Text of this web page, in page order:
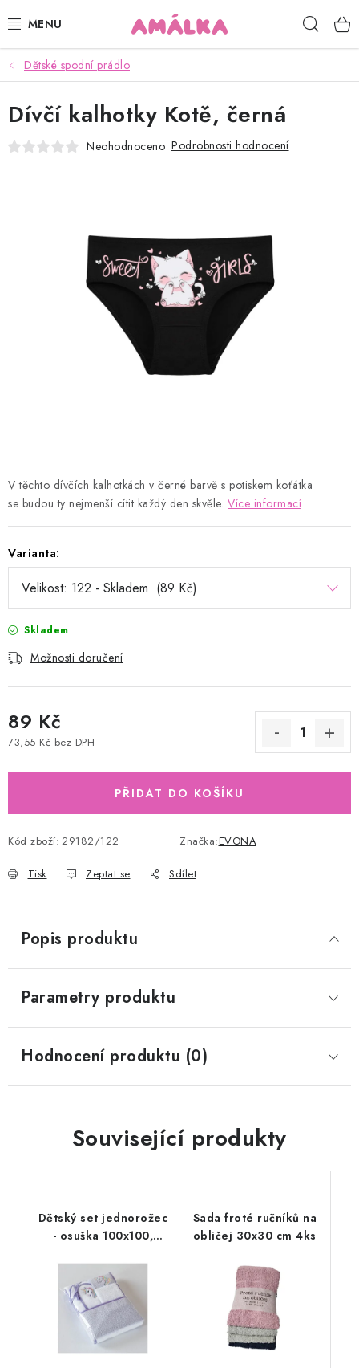
na
KOJENECKÉ, DĚTSKÉ OBLEČENÍ
ČEPICE, RUKAVICE, NÁKRČNÍKY
OSUŠKY, BRYNDÁKY, DEKY, DOPLŇKY
HODNOCENÍ OBCHODU
Proč AMÁLKA?
Doprava a platba
Dětské spodní prádlo
V těchto dívčích kalhotkách v černé barvě s potiskem koťátka
se budou ty nejmenší cítit každý den skvěle. Více informací
Varianta:
Skladem
Možnosti doručení
89 Kč
73,55 Kč bez DPH
PŘIDAT DO KOŠÍKU
Kód zboží: 29182/122 Značka:EVONA
Tisk Zeptat se Sdílet
Dívčí kalhotky Kotě, černá
Neohodnoceno Podrobnosti hodnocení
Popis produktu
Parametry produktu
Hodnocení produktu (0)
Související produkty
Dětský set jednorožec
- osuška 100x100,
Sada froté ručníků na
obličej 30x30 cm 4ks